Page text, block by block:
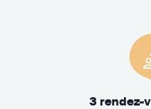
3 rendez-